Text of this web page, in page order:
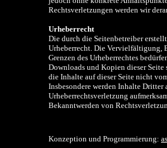
Rechtsverletzungen werden wir
Urheberrecht
Die durch die Seitenbetreiber
Urheberrecht. Die Vervielfältigung,
Grenzen des Urheberrechtes
Downloads und Kopien dieser
die Inhalte auf dieser Seite nicht
Insbesondere werden Inhalte
Urheberrechtsverletzung
Bekanntwerden von
Konzeption und Programmierung: